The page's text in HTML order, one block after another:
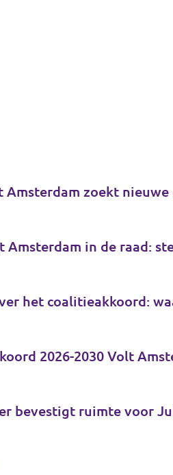
Amsterdam zoekt nieuwe
Amsterdam in de raad:
het coalitieakkoord:
2026-2030 Volt
bevestigt ruimte voor